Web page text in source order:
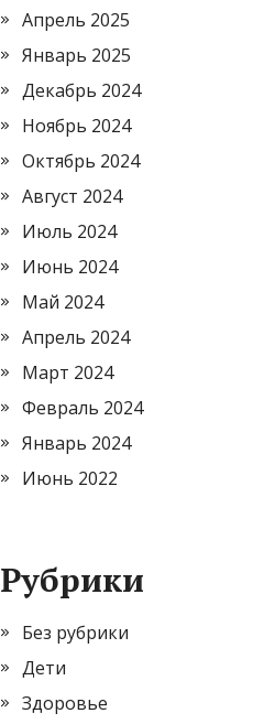
Апрель 2025
Январь 2025
Декабрь 2024
Ноябрь 2024
Октябрь 2024
Август 2024
Июль 2024
Июнь 2024
Май 2024
Апрель 2024
Март 2024
Февраль 2024
Январь 2024
Июнь 2022
Рубрики
Без рубрики
Дети
Здоровье